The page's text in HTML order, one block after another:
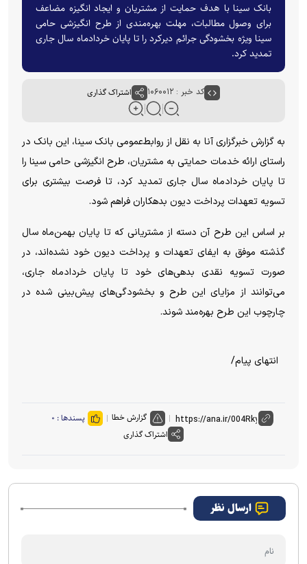
بانک سینا با هدف حمایت از مشتریان و ایجاد انگیزه مضاعف
برای وصول مطالبات، مهلت بهره‌مندی از طرح انگیزشی حامی
سینا ویژه بخشودگی جرائم دیرکرد را تا پایان خردادماه سال جاری
تمدید کرد.
کد خبر : ۱۰۶۰۰۱۲ اشتراک گذاری
به گزارش خبرگزاری آنا به نقل از روابط‌عمومی بانک سینا، این بانک در
راستای ارائه خدمات حمایتی به مشتریان، طرح انگیزشی حامی سینا را
تا پایان خردادماه سال جاری تمدید کرد، تا فرصت بیشتری برای
تسویه تعهدات پرداخت دیون بدهکاران فراهم شود.
بر اساس این طرح آن دسته از مشتریانی که تا پایان بهمن‌ماه سال
گذشته موفق به ایفای تعهدات و پرداخت دیون خود نشده‌اند، در
صورت تسویه نقدی بدهی‌های خود تا پایان خردادماه جاری،
می‌توانند از مزایای این طرح و بخشودگی‌های پیش‌بینی شده در
چارچوب این طرح بهره‌مند شوند.
انتهای پیام/
گزارش خطا پسندها : ۰
اشتراک گذاری
ارسال نظر